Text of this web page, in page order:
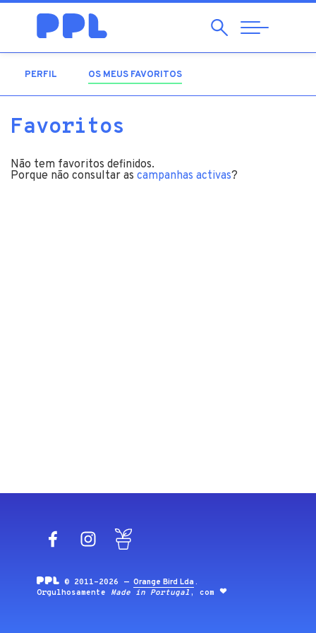
Pesquisar
Abrir
Navegação
PERFIL OS MEUS FAVORITOS
Favoritos
Não tem favoritos definidos.
Porque não consultar as campanhas activas?
FacebookInstagram
© 2011-2026 —Orange Bird Lda .
Orgulhosamente Made in Portugal , com